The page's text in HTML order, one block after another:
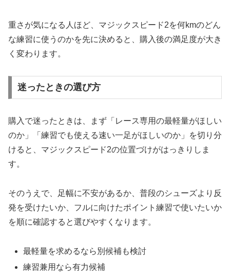
重さが気になる人ほど、マジックスピード2を何kmのどん
な練習に使うのかを先に決めると、購入後の満足度が大き
く変わります。
迷ったときの選び方
購入で迷ったときは、まず「レース専用の最軽量がほしい
のか」「練習でも使える速い一足がほしいのか」を切り分
けると、マジックスピード2の位置づけがはっきりしま
す。
そのうえで、足幅に不安があるか、普段のシューズより反
発を受けたいか、フルに向けたポイント練習で使いたいか
を順に確認すると選びやすくなります。
最軽量を求めるなら別候補も検討
練習兼用なら有力候補